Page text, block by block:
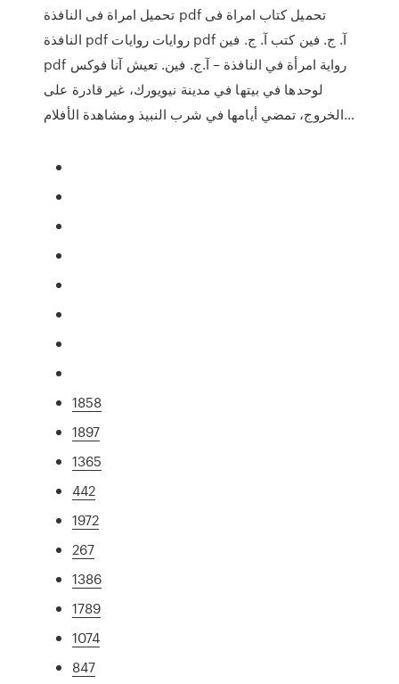
تحميل امراة فى النافذة pdf تحميل كتاب امراة فى
النافذة pdf روايات روايات pdf آ. ج. فين كتب آ. ج. فين
pdf رواية امرأة في النافذة – آ.ج. فين. تعيش آنا فوكس
لوحدها في بيتها في مدينة نيويورك، غير قادرة على
الخروج، تمضي أيامها في شرب النبيذ ومشاهدة الأفلام…
1858
1897
1365
442
1972
267
1386
1789
1074
847